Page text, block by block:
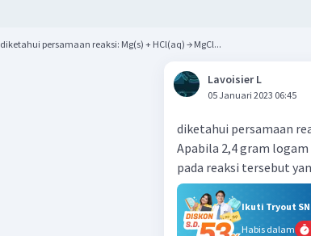
diketahui persamaan reaksi: Mg(s) + HCl(aq) → MgCl...
Lavoisier L
05 Januari 2023 06:45
diketahui persamaan
Apabila 2,4 gram
pada reaksi tersebut
Ikuti Tryout
Habis dalam